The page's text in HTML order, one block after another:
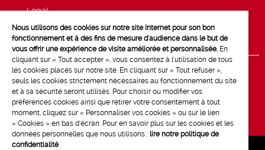
Legal
Privacy and cookie policy
Nous utilisons des cookies sur notre site Internet pour son bon
fonctionnement et à des fins de mesure d'audience dans le but de
vous offrir une expérience de visite améliorée et personnalisée. En
cliquant sur « Tout accepter », vous consentez à l'utilisation de tous
les cookies placés sur notre site. En cliquant sur « Tout refuser »,
seuls les cookies strictement nécessaires au fonctionnement du site
et à sa sécurité seront utilisés. Pour choisir ou modifier vos
préférences cookies ainsi que retirer votre consentement à tout
moment, cliquez sur « Personnaliser vos cookies » ou sur le lien
« Cookies » en bas d'écran. Pour en savoir plus sur les cookies et les
données personnelles que nous utilisons : lire notre politique de
confidentialité